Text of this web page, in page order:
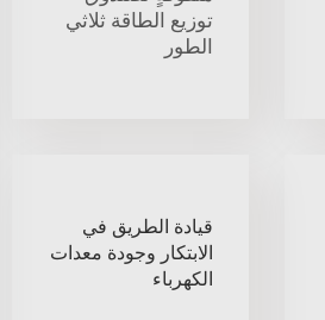
توزيع الطاقة ثلاثي
الطور
قيادة الطريق في
الابتكار وجودة معدات
الكهرباء